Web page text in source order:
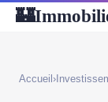
🏰
Accueil ›